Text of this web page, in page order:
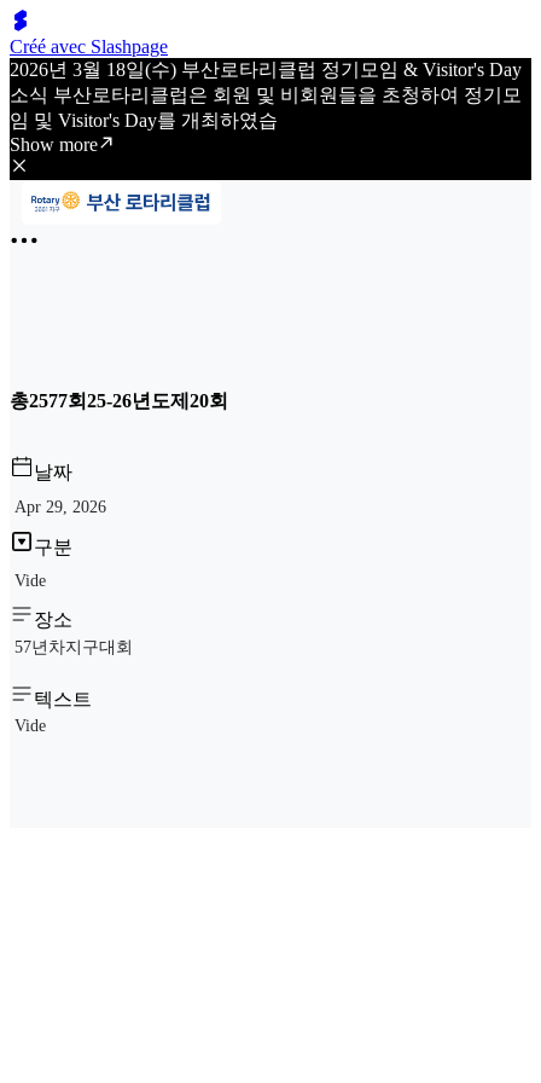
Créé avec Slashpage
2026년 3월 18일(수) 부산로타리클럽 정기모임 & Visitor's Day
소식 부산로타리클럽은 회원 및 비회원들을 초청하여 정기모
임 및 Visitor's Day를 개최하였습
Show more
총2577회25-26년도제20회
날짜
Apr 29, 2026
구분
Vide
장소
57년차지구대회
텍스트
Vide